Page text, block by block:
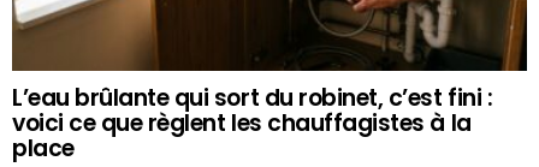
L’eau brûlante qui sort du robinet, c’est fini :
voici ce que règlent les chauffagistes à la
place